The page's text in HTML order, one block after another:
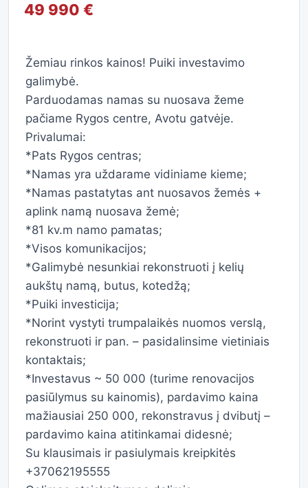
49 990 €
Žemiau rinkos kainos! Puiki investavimo
galimybė.
Parduodamas namas su nuosava žeme
pačiame Rygos centre, Avotu gatvėje.
Privalumai:
*Pats Rygos centras;
*Namas yra uždarame vidiniame kieme;
*Namas pastatytas ant nuosavos žemės +
aplink namą nuosava žemė;
*81 kv.m namo pamatas;
*Visos komunikacijos;
*Galimybė nesunkiai rekonstruoti į kelių
aukštų namą, butus, kotedžą;
*Puiki investicija;
*Norint vystyti trumpalaikės nuomos verslą,
rekonstruoti ir pan. – pasidalinsime vietiniais
kontaktais;
*Investavus ~ 50 000 (turime renovacijos
pasiūlymus su kainomis), pardavimo kaina
mažiausiai 250 000, rekonstravus į dvibutį –
pardavimo kaina atitinkamai didesnė;
Su klausimais ir pasiulymais kreipkitės
+37062195555